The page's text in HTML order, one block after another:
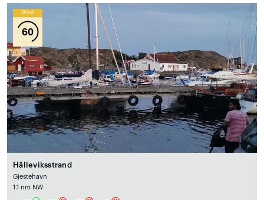
Wind
60
Hälleviksstrand
Gjestehavn
1.1 nm NW